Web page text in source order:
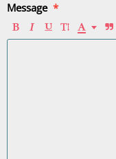
Message